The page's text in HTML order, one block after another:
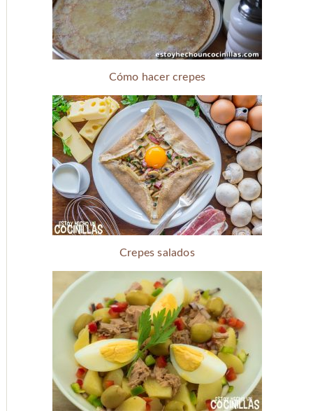
Cómo hacer crepes
Crepes salados